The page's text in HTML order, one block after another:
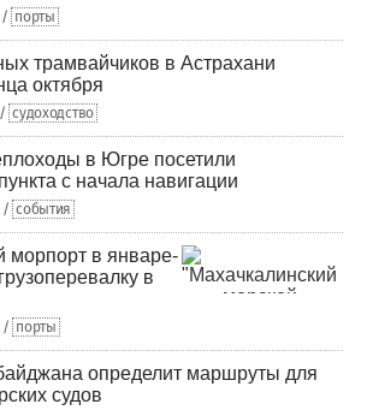
/ порты
трамвайчиков в Астрахани
октября
/ судоходство
в Югре посетили
с начала навигации
/ события
морпорт в январе-
в
/ порты
определит маршруты для
судов